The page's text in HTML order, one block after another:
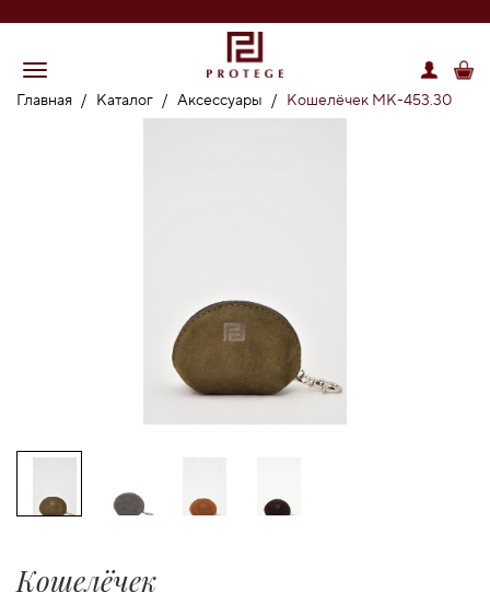
Главная / Каталог / Аксессуары / Кошелёчек MK-453.30
Кошелёчек